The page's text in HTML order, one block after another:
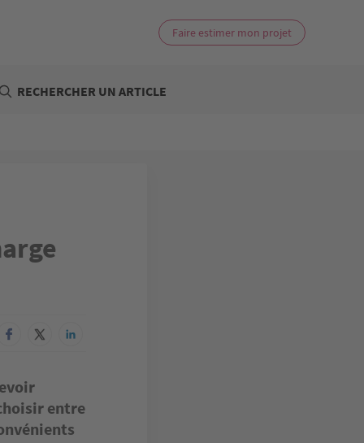
Faire estimer mon projet
RECHERCHER UN ARTICLE
entre